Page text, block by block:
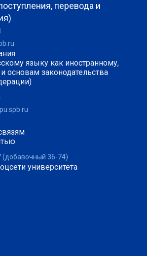
перевода и
языку как иностранному,
основам законодательства
(добавочный 36-74)
университета